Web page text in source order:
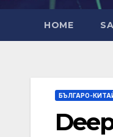
HOME
БЪЛГАРО-